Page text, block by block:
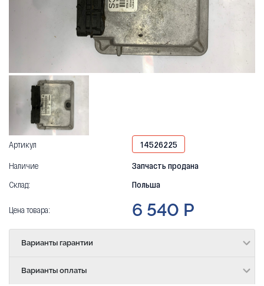
Артикул
14526225
Наличие
Запчасть продана
Склад:
Польша
Цена товара: 6 540 Р
Варианты гарантии
Варианты оплаты